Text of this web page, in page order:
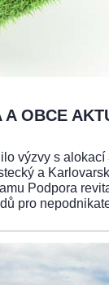
OBCE
výzvy s
a
Podpora
pro